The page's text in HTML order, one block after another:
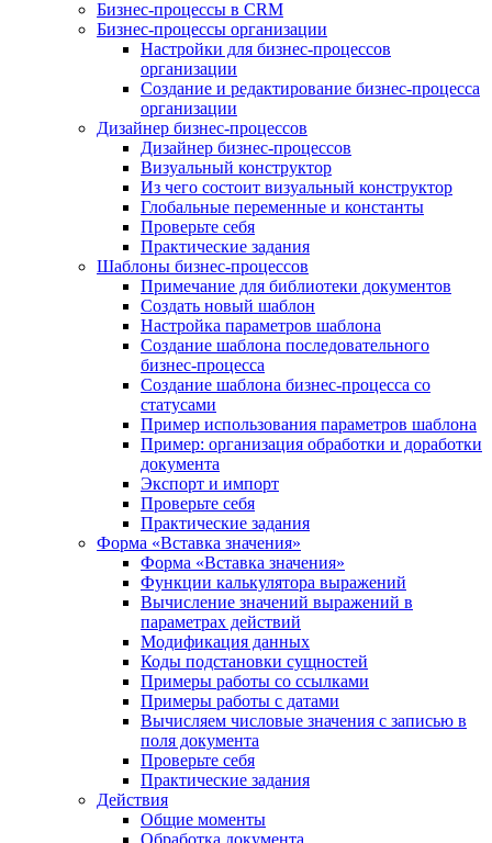
Бизнес-процессы в CRM
Бизнес-процессы организации
Настройки для бизнес-процессов
организации
Создание и редактирование бизнес-процесса
организации
Дизайнер бизнес-процессов
Дизайнер бизнес-процессов
Визуальный конструктор
Из чего состоит визуальный конструктор
Глобальные переменные и константы
Проверьте себя
Практические задания
Шаблоны бизнес-процессов
Примечание для библиотеки документов
Создать новый шаблон
Настройка параметров шаблона
Создание шаблона последовательного
бизнес-процесса
Создание шаблона бизнес-процесса со
статусами
Пример использования параметров шаблона
Пример: организация обработки и доработки
документа
Экспорт и импорт
Проверьте себя
Практические задания
Форма «Вставка значения»
Форма «Вставка значения»
Функции калькулятора выражений
Вычисление значений выражений в
параметрах действий
Модификация данных
Коды подстановки сущностей
Примеры работы со ссылками
Примеры работы с датами
Вычисляем числовые значения с записью в
поля документа
Проверьте себя
Практические задания
Действия
Общие моменты
Обработка документа